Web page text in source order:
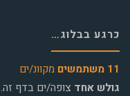
כרגע בבלוג…
11 משתמשים
מקוונ/ים
גולש אחד צופה/ים בדף זה.